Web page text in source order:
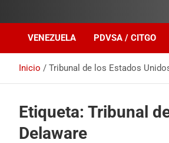
VENEZUELA PDVSA / CITGO
Inicio Tribunal de los Estados
Etiqueta: Tribunal
Delaware